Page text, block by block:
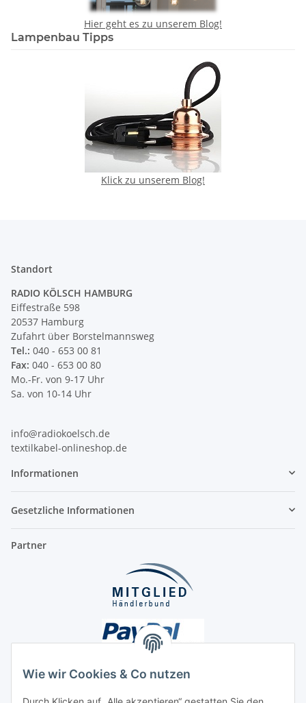
Wie wir Cookies & Co nutzen
Hier geht es zu unserem Blog!
Lampenbau Tipps
Klick zu unserem Blog!
Standort
RADIO KÖLSCH HAMBURG
Eiffestraße 598
20537 Hamburg
Zufahrt über Borstelmannsweg
Tel.: 040 - 653 00 81
Fax: 040 - 653 00 80
Mo.-Fr. von 9-17 Uhr
Sa. von 10-14 Uhr
info@radiokoelsch.de
textilkabel-onlineshop.de
Informationen
Gesetzliche Informationen
Partner